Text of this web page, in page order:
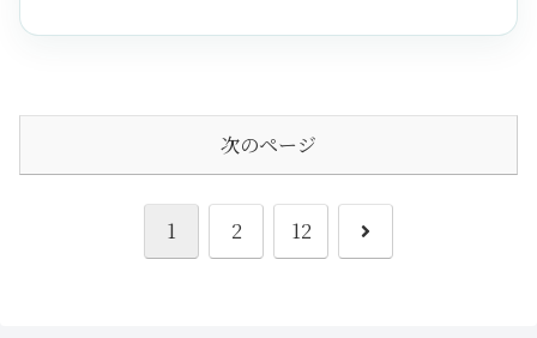
次のページ
1 2 12
次